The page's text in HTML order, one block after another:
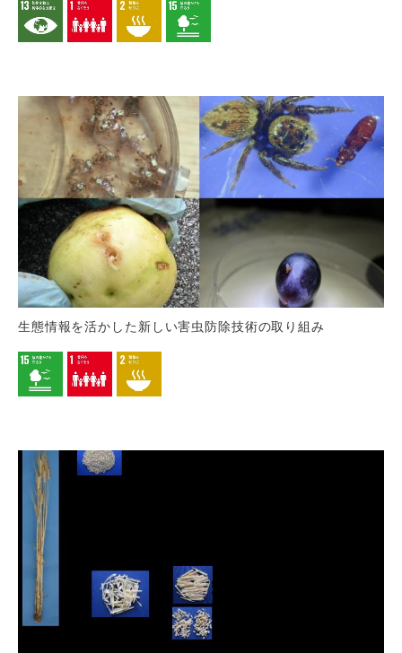
生態情報を活かした新しい害虫防除技術の取り組み